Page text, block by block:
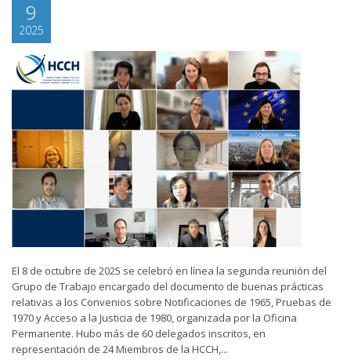
9
2025
El 8 de octubre de 2025 se celebró en línea la segunda reunión del
Grupo de Trabajo encargado del documento de buenas prácticas
relativas a los Convenios sobre Notificaciones de 1965, Pruebas de
1970 y Acceso a la Justicia de 1980, organizada por la Oficina
Permanente. Hubo más de 60 delegados inscritos, en
representación de 24 Miembros de la HCCH,...